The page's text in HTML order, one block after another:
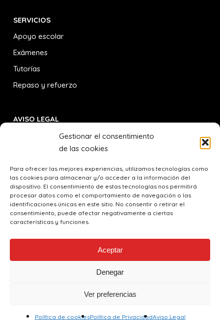
Gestionar el consentimiento
de las cookies
Para ofrecer las mejores experiencias, utilizamos tecnologías como
las cookies para almacenar y/o acceder a la información del
dispositivo. El consentimiento de estas tecnologías nos permitirá
procesar datos como el comportamiento de navegación o las
identificaciones únicas en este sitio. No consentir o retirar el
consentimiento, puede afectar negativamente a ciertas
características y funciones.
Aceptar
Denegar
Ver preferencias
Política de cookiesPolítica de PrivacidadAviso Legal
SERVICIOS
Apoyo escolar
Exámenes
Tutorías
Repaso y refuerzo
AVISO LEGAL
Política de Privacidad
Política de Cookies
CONTACTO
617 71 17 71
Av. Obispo Acuña, Nº 25, Entr Derecha, 49017 Zamora